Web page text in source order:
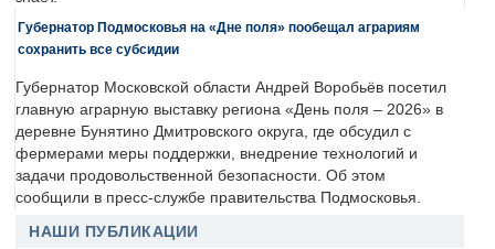
Губернатор Подмосковья на «Дне поля» пообещал аграриям
сохранить все субсидии
Губернатор Московской области Андрей Воробьёв посетил
главную аграрную выставку региона «День поля – 2026» в
деревне Бунятино Дмитровского округа, где обсудил с
фермерами меры поддержки, внедрение технологий и
задачи продовольственной безопасности. Об этом
сообщили в пресс-службе правительства Подмосковья.
НАШИ ПУБЛИКАЦИИ